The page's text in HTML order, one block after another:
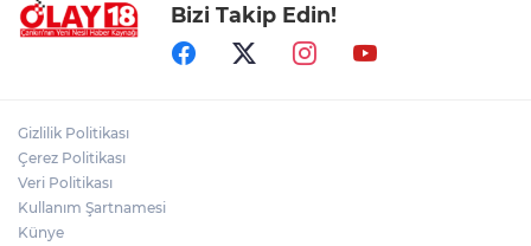
ADEM YAYLACI ELDİVAN'DA DUALARLA
TOPRAĞA VERİLDİ
ABD-İRAN HATTINDA YENİ KRİZ
Bizi Takip Edin!
Gizlilik Politikası
Çerez Politikası
Veri Politikası
Kullanım Şartnamesi
Künye